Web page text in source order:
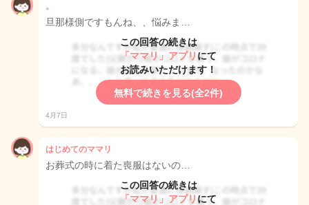
。
旦那様側ですもんね、、悩みま…
この回答の続きは
「ママリ」アプリ にて
お読みいただけます！
無料で続きを見る(全2件)
4月7日
はじめてのママリ
お葬式の時に着た喪服はないの…
この回答の続きは
「ママリ」アプリ にて